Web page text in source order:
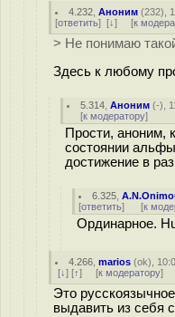
4.232 ,Аноним (232),
[ответить] [↓] [к
> Не понимаю
Здесь к любому
5.314 ,Аноним (-),
[к модератору]
Прости, аноним,
состоянии
достижение в
6.325 ,
[ответить] [к
Ординарное.
4.266 ,marios (ok),
[↓] [↑] [к модератору]
Это
выдавить из себя